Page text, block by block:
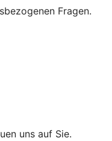
Fragen.
uns auf Sie.